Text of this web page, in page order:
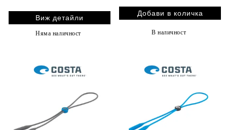
Виж детайли
Няма наличност В наличност